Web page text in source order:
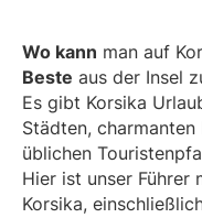
und
Manu
Wo kann man auf
Beste aus der Insel
Es gibt Korsika
Städten,
üblichen
Hier ist unser Führer
Korsika,